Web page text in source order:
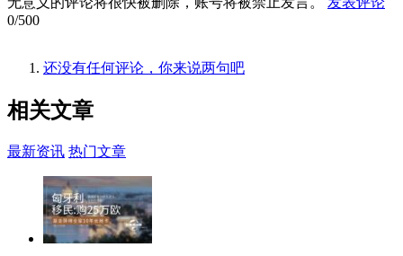
0/500
还没有任何评论，你来说两句吧
相关文章
最新资讯 热门文章